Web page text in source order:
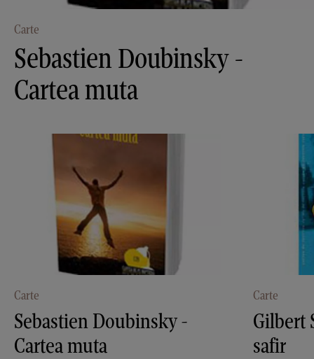
Carte
Sebastien Doubinsky -
Cartea muta
Carte
Sebastien Doubinsky -
Cartea muta
Carte
Gilbert
safir